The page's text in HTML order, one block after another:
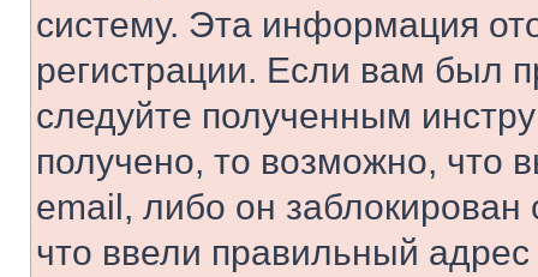
систему. Эта информация
регистрации. Если вам был
следуйте полученным
получено, то возможно, что
email, либо он
что ввели правильный адрес